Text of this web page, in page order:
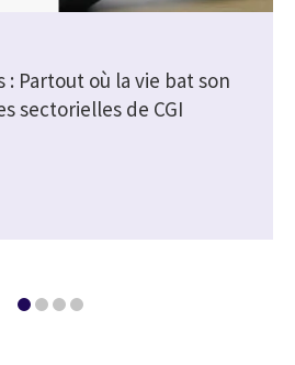
: Partout où la vie bat son
sectorielles de CGI